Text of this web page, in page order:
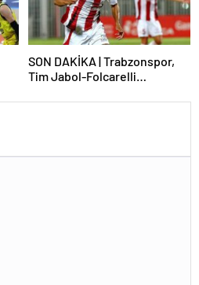
SON DAKİKA | Trabzonspor,
Tim Jabol-Folcarelli